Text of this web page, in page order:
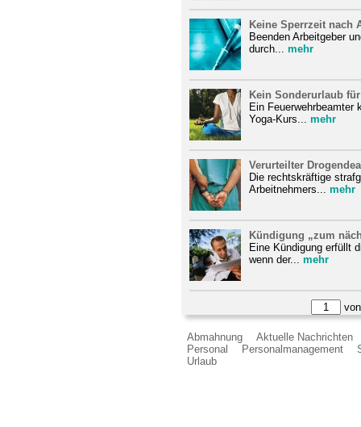
Keine Sperrzeit nach
Beenden Arbeitgeber
durch... mehr
Kein Sonderurlaub
Ein Feuerwehrbeamter
Yoga-Kurs... mehr
Verurteilter
Die rechtskräftige
Arbeitnehmers... mehr
Kündigung „zum
Eine Kündigung erfüllt
wenn der... mehr
Abmahnung
Aktuelle Nachrichten
Personal
Personalmanagement
Urlaub